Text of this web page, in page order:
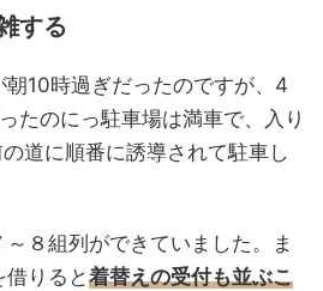
する
10時過ぎだったのですが、4
たのにっ駐車場は満車で、入り
道に順番に誘導されて駐車し
８組列ができていました。ま
りると着替えの受付も並ぶこ